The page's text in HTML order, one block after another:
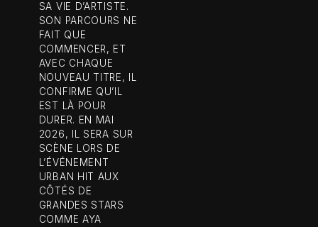
SA VIE D’ARTISTE.
SON PARCOURS NE
FAIT QUE
COMMENCER, ET
AVEC CHAQUE
NOUVEAU TITRE, IL
CONFIRME QU’IL
EST LÀ POUR
DURER. EN MAI
2026, IL SERA SUR
SCÈNE LORS DE
L’ÉVÉNEMENT
URBAN HIT AUX
CÔTÉS DE
GRANDES STARS
COMME AYA